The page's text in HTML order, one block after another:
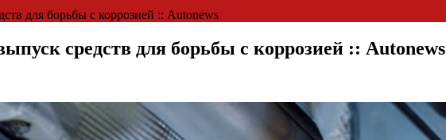
для борьбы с коррозией :: Autonews
средств для борьбы с коррозией :: Autonews